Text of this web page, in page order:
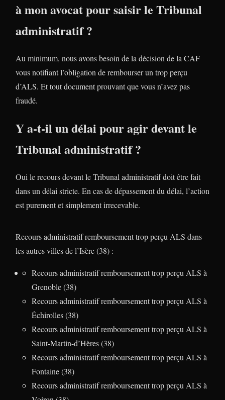
à mon avocat pour saisir le Tribunal
administratif ?
Au minimum, nous avons besoin de la décision de la CAF
vous notifiant l’obligation de rembourser un trop perçu
d’ALS. Et tout document prouvant que vous n’avez pas
fraudé.
Y a-t-il un délai pour agir devant le
Tribunal administratif ?
Oui le recours devant le Tribunal administratif doit être fait
dans un délai stricte. En cas de dépassement du délai, l’action
est purement et simplement irrecevable.
Recours administratif remboursement trop perçu ALS dans
les autres villes de l’Isère (38) :
Recours administratif remboursement trop perçu ALS à
Grenoble (38)
Recours administratif remboursement trop perçu ALS à
Échirolles (38)
Recours administratif remboursement trop perçu ALS à
Saint-Martin-d’Hères (38)
Recours administratif remboursement trop perçu ALS à
Fontaine (38)
Recours administratif remboursement trop perçu ALS à